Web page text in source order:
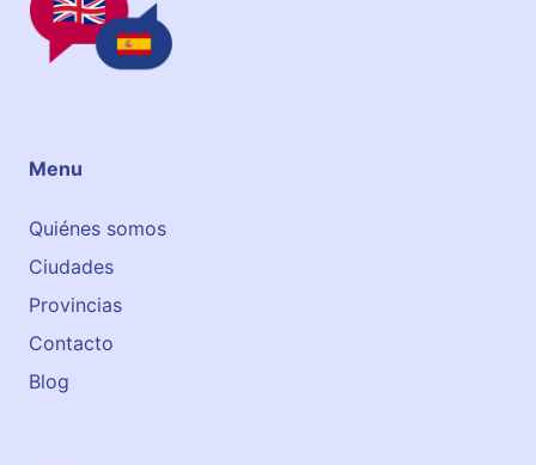
Menu
Quiénes somos
Ciudades
Provincias
Contacto
Blog